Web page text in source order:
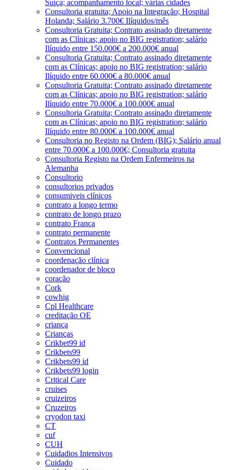
Suíça; acompanhamento local; várias cidades
Consultoria gratuita; Apoio na Integração; Hospital
Holanda; Salário 3.700€ Ilíquidos/mês
Consultoria Gratuita; Contrato assinado diretamente
com as Clínicas; apoio no BIG registration; salário
Ilíquido entre 150.000€ a 200.000€ anual
Consultoria Gratuita; Contrato assinado diretamente
com as Clínicas; apoio no BIG registration; salário
Ilíquido entre 60.000€ a 80.000€ anual
Consultoria Gratuita; Contrato assinado diretamente
com as Clínicas; apoio no BIG registration; salário
Ilíquido entre 70.000€ a 100.000€ anual
Consultoria Gratuita; Contrato assinado diretamente
com as Clínicas; apoio no BIG registration; salário
Ilíquido entre 80.000€ a 100.000€ anual
Consultoria no Registo na Ordem (BIG); Salário anual
entre 70.000€ a 100.000€; Consultoria gratuita
Consultoria Registo na Ordem Enfermeiros na
Alemanha
Consultorio
consultorios privados
consumiveis clínicos
contrato a longo termo
contrato de longo prazo
contrato França
contrato permanente
Contratos Permanentes
Convencional
coordenação clínica
coordenador de bloco
coração
Cork
cowhig
Cpl Healthcare
creditação OE
criança
Crianças
Crikbet99 id
Crikbets99
Crikbets99 id
Crikbets99 login
Critical Care
cruises
cruizeiros
Cruzeiros
cryodon taxi
CT
cuf
CUH
Cuidadios Intensivos
Cuidado